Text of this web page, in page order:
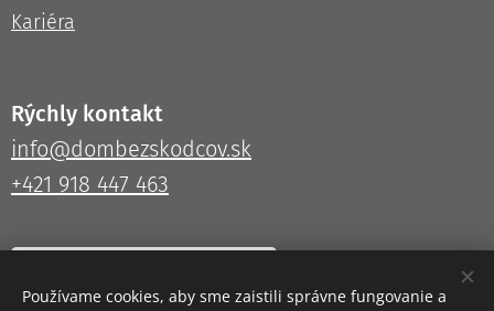
Kariéra
Rýchly kontakt
info@dombezskodcov.sk
+421 918 447 463
Používame cookies, aby sme zaistili správne fungovanie a